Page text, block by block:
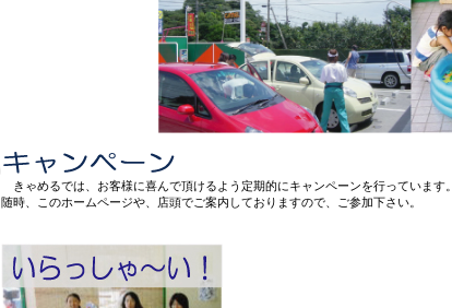
きゃめるでは、お客様に喜んで頂けるよう定期的にキャンペーンを行っています。
随時、このホームページや、店頭でご案内しておりますので、ご参加下さい。